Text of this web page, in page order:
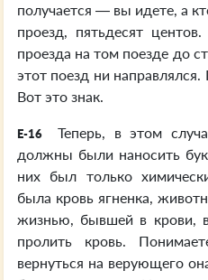
получается — вы идете, а
проезд, пятьдесят
проезда на том поезде до
этот поезд ни
Вот это знак.
E-16
Теперь, в этом
должны были наносить
них был только
была кровь ягненка,
жизнью, бывшей в крови,
пролить кровь.
вернуться на верующего